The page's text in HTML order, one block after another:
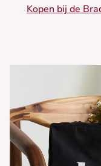
katoenen blouse -
mouwen -
Kopen bij de